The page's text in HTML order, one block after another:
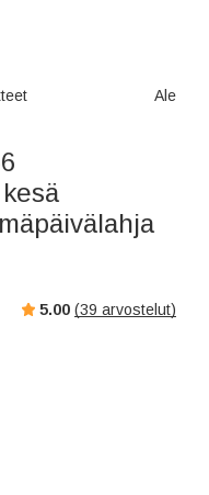
Ale
5.00 (39 arvostelut)